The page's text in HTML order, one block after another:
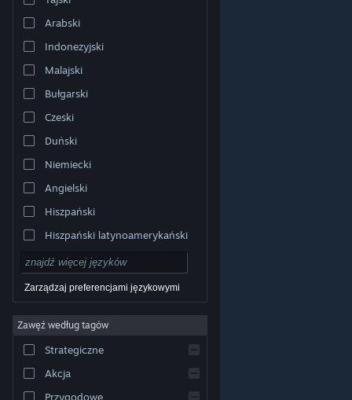
Wersja przeglądarkowa
© Valve Corporation. Wszelkie prawa zastrzeżone.
właścicieli w Stanach Zjednoczonych i innych krajach.
dostępu
Umowa użytkownika Steam
pieniędzy |Ciasteczka
Arabski
Indonezyjski
Malajski
Bułgarski
Czeski
Duński
Niemiecki
Angielski
Hiszpański
Hiszpański latynoamerykański
Zarządzaj preferencjami językowymi
Zawęź według tagów
Strategiczne
Akcja
Przygodowe